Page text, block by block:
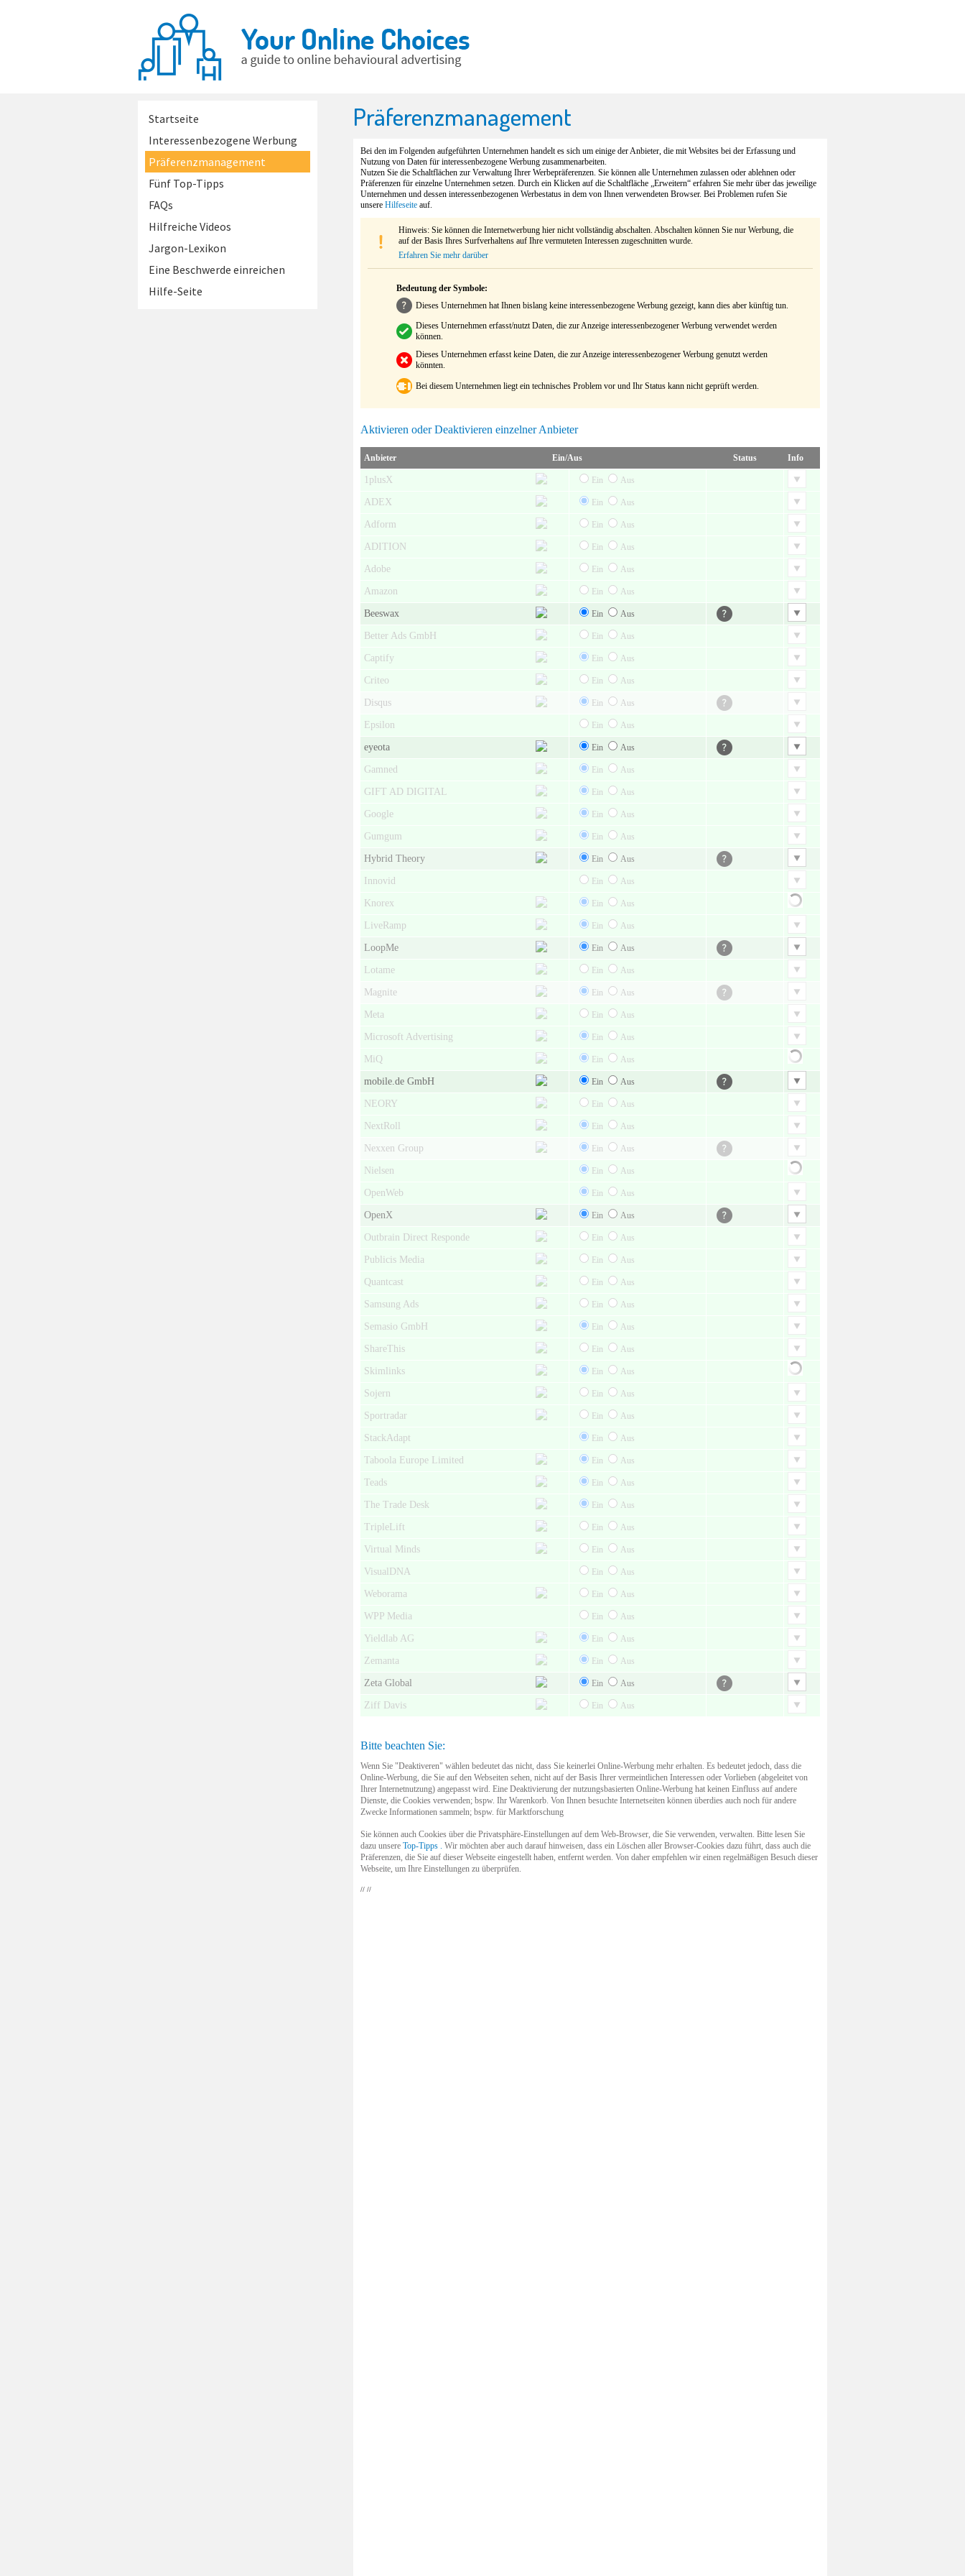
Startseite
Interessenbezogene Werbung
Präferenzmanagement
Fünf Top-Tipps
FAQs
Hilfreiche Videos
Jargon-Lexikon
Eine Beschwerde einreichen
Hilfe-Seite
Präferenzmanagement
Bei den im Folgenden aufgeführten Unternehmen handelt es sich um einige der Anbieter, die mit Websites bei der Erfassung und
Nutzung von Daten für interessenbezogene Werbung zusammenarbeiten.
Nutzen Sie die Schaltflächen zur Verwaltung Ihrer Werbepräferenzen. Sie können alle Unternehmen zulassen oder ablehnen oder
Präferenzen für einzelne Unternehmen setzen. Durch ein Klicken auf die Schaltfläche „Erweitern“ erfahren Sie mehr über das jeweilige
Unternehmen und dessen interessenbezogenen Werbestatus in dem von Ihnen verwendeten Browser. Bei Problemen rufen Sie
unsere Hilfeseite auf.
Hinweis: Sie können die Internetwerbung hier nicht vollständig abschalten. Abschalten können Sie nur Werbung, die
auf der Basis Ihres Surfverhaltens auf Ihre vermuteten Interessen zugeschnitten wurde.
Erfahren Sie mehr darüber
Bedeutung der Symbole:
Dieses Unternehmen hat Ihnen bislang keine interessenbezogene Werbung gezeigt, kann dies aber künftig tun.
Dieses Unternehmen erfasst/nutzt Daten, die zur Anzeige interessenbezogener Werbung verwendet werden
können.
Dieses Unternehmen erfasst keine Daten, die zur Anzeige interessenbezogener Werbung genutzt werden
könnten.
Bei diesem Unternehmen liegt ein technisches Problem vor und Ihr Status kann nicht geprüft werden.